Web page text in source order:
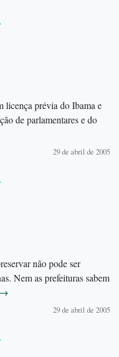
licença prévia do Ibama e
de parlamentares e do
29 de abril de 2005
não pode ser
Nem as prefeituras sabem
→
29 de abril de 2005